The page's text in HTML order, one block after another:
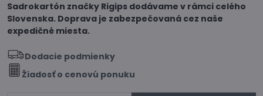
Sadrokartón značky Rigips dodávame v rámci celého
Slovenska. Doprava je zabezpečovaná cez naše
expedičné miesta.
Dodacie podmienky
Žiadosť o cenovú ponuku